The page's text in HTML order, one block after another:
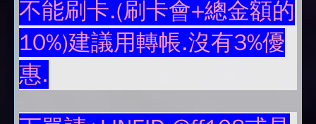
不能刷卡.(刷卡會+總金額的
10%)建議用轉帳.沒有3%優
惠.